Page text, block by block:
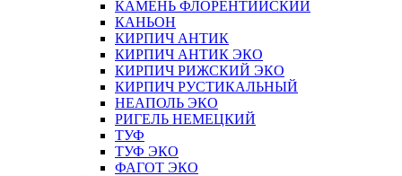
КАМЕНЬ ФЛОРЕНТИЙСКИЙ
КАНЬОН
КИРПИЧ АНТИК
КИРПИЧ АНТИК ЭКО
КИРПИЧ РИЖСКИЙ ЭКО
КИРПИЧ РУСТИКАЛЬНЫЙ
НЕАПОЛЬ ЭКО
РИГЕЛЬ НЕМЕЦКИЙ
ТУФ
ТУФ ЭКО
ФАГОТ ЭКО